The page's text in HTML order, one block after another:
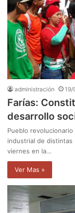
administración 19/
Farías:
desarrollo
Pueblo
industrial de
viernes en la…
Ver Mas »